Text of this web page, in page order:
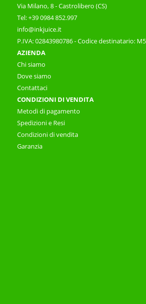
Via Milano, 8 - Castrolibero (CS)
Tel: +39 0984 852.997
info@inkjuice.it
P.IVA: 02843980786 - Codice destinatario:
AZIENDA
Chi siamo
Dove siamo
Contattaci
CONDIZIONI DI VENDITA
Metodi di pagamento
Spedizioni e Resi
Condizioni di vendita
Garanzia